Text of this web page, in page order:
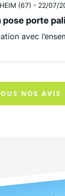
(67) - 22/07/
avec
NOS AVIS